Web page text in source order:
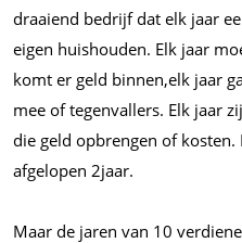
draaiend bedrijf dat elk jaar
eigen huishouden. Elk jaar
komt er geld binnen,elk jaar
mee of tegenvallers. Elk jaar
die geld opbrengen of kosten.
afgelopen 2jaar.
Maar de jaren van 10